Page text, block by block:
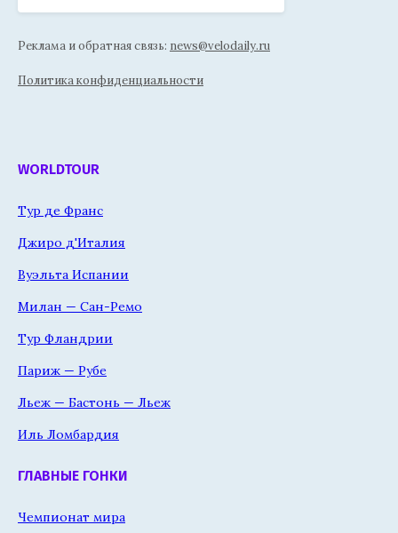
Реклама и обратная связь: news@velodaily.ru
Политика конфиденциальности
WORLDTOUR
Тур де Франс
Джиро д'Италия
Вуэльта Испании
Милан — Сан-Ремо
Тур Фландрии
Париж — Рубе
Льеж — Бастонь — Льеж
Иль Ломбардия
ГЛАВНЫЕ ГОНКИ
Чемпионат мира